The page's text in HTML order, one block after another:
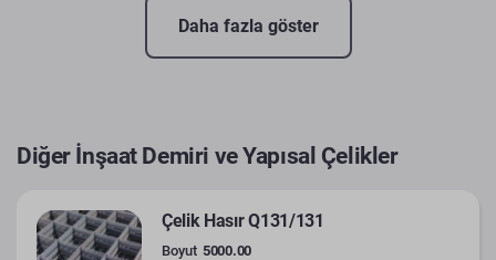
Daha fazla göster
Diğer İnşaat Demiri ve Yapısal Çelikler
Çelik Hasır Q131/131
Boyut 5000.00